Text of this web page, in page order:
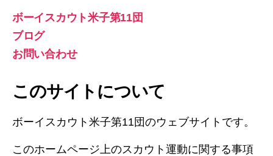
ボーイスカウト米子第11団
ブログ
お問い合わせ
このサイトについて
ボーイスカウト米子第11団のウェブサイトです。
このホームページ上のスカウト運動に関する事項